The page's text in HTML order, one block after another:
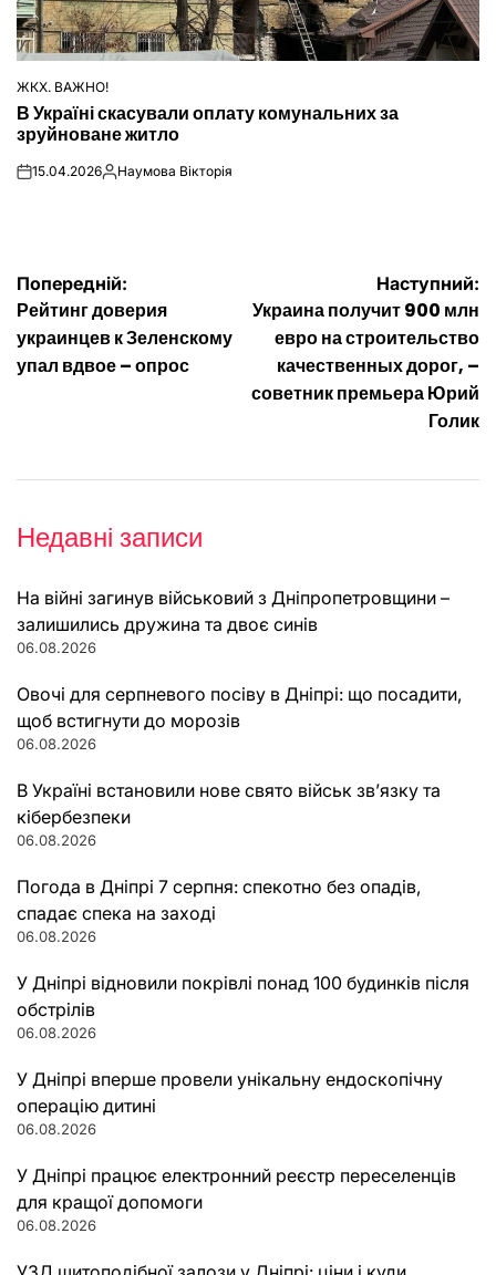
ОПУБЛІКУВАТИ
У
ЖКХ. ВАЖНО!
В Україні скасували оплату комунальних за
зруйноване житло
on15.04.2026Опубліковано
Наумова Вікторія
Навігація
записів
Попередній:
Рейтинг доверия
украинцев к Зеленскому
упал вдвое – опрос
Наступний:
Украина получит 900 млн
евро на строительство
качественных дорог, –
советник премьера Юрий
Голик
Недавні записи
На війні загинув військовий з Дніпропетровщини –
залишились дружина та двоє синів
06.08.2026
Овочі для серпневого посіву в Дніпрі: що посадити,
щоб встигнути до морозів
06.08.2026
В Україні встановили нове свято військ зв’язку та
кібербезпеки
06.08.2026
Погода в Дніпрі 7 серпня: спекотно без опадів,
спадає спека на заході
06.08.2026
У Дніпрі відновили покрівлі понад 100 будинків після
обстрілів
06.08.2026
У Дніпрі вперше провели унікальну ендоскопічну
операцію дитині
06.08.2026
У Дніпрі працює електронний реєстр переселенців
для кращої допомоги
06.08.2026